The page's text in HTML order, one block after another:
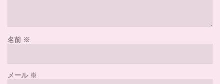
名前 ※
メール※